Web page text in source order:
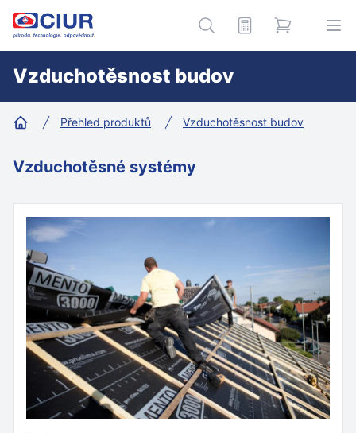
CIUR a.s.
Hledání
Kalkulacee-shop
Vzduchotěsnost budov
Přehled produktů Vzduchotěsnost budov
Vzduchotěsné systémy